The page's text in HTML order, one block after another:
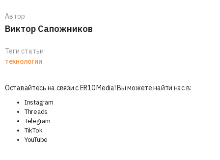
Автор
Виктор Сапожников
Теги статьи
технологии
Оставайтесь на связи с ER10 Media! Вы можете найти нас в:
Instagram
Threads
Telegram
TikTok
YouTube